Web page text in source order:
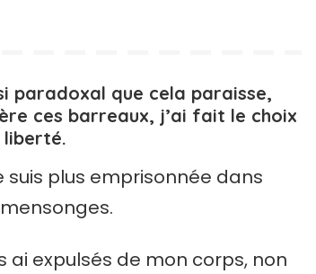
paradoxal que cela paraisse,
ces barreaux, j’ai fait le choix
liberté.
suis plus emprisonnée dans
ai expulsés de mon corps, non